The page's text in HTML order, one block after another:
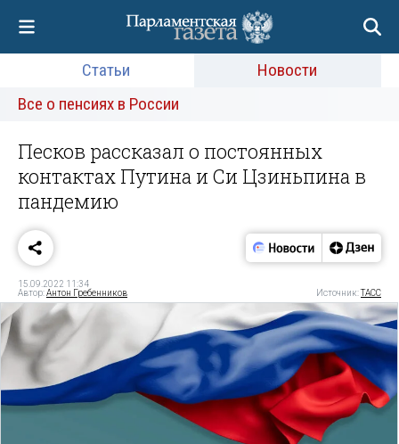
Статьи
Новости
Все о пенсиях в России
Песков рассказал о постоянных
контактах Путина и Си Цзиньпина в
пандемию
15.09.2022 11:34
Автор:Антон Гребенников Источник:ТАСС